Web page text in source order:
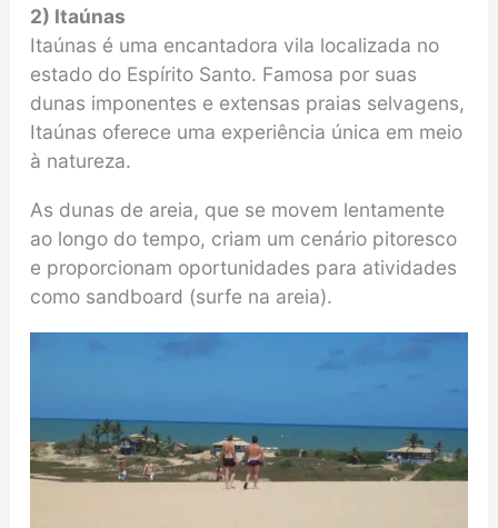
2) Itaúnas
Itaúnas é uma encantadora vila localizada no
estado do Espírito Santo. Famosa por suas
dunas imponentes e extensas praias selvagens,
Itaúnas oferece uma experiência única em meio
à natureza.
As dunas de areia, que se movem lentamente
ao longo do tempo, criam um cenário pitoresco
e proporcionam oportunidades para atividades
como sandboard (surfe na areia).